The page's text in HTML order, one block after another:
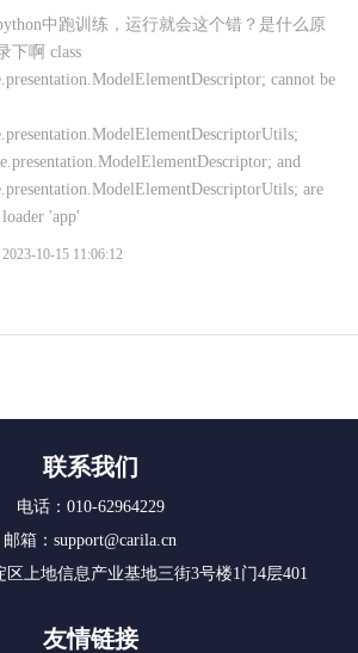
中跑训练，运行就会这个错？是什么原
下啊 class
cannot be
and
are
'app'
10-15 11:06:12
联系我们
电话：010-62964229
邮箱：support@carila.cn
上地信息产业基地三街3号楼1门4层401
友情链接